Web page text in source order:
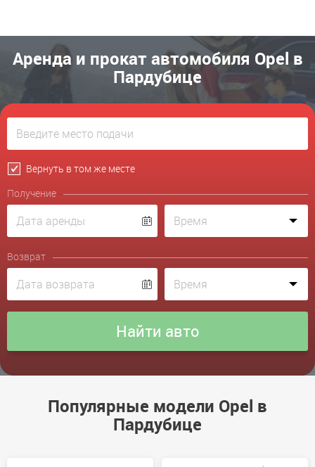
Аренда и прокат автомобиля Opel в
Пардубице
Вернуть в том же месте
Получение
Возврат
Популярные модели Opel в
Пардубице